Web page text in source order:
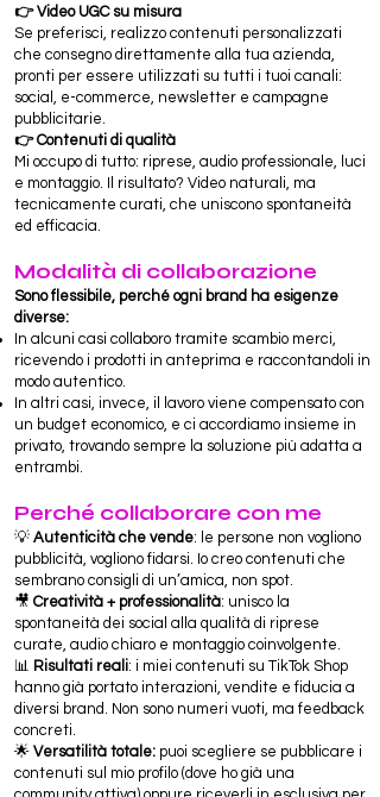
👉 Video UGC su misura
Se preferisci, realizzo contenuti personalizzati
che consegno direttamente alla tua azienda,
pronti per essere utilizzati su tutti i tuoi canali:
social, e-commerce, newsletter e campagne
pubblicitarie.
👉 Contenuti di qualità
Mi occupo di tutto: riprese, audio professionale, luci
e montaggio. Il risultato? Video naturali, ma
tecnicamente curati, che uniscono spontaneità
ed efficacia.
Modalità di collaborazione
Sono flessibile, perché ogni brand ha esigenze
diverse:
In alcuni casi collaboro tramite scambio merci,
ricevendo i prodotti in anteprima e raccontandoli in
modo autentico.
In altri casi, invece, il lavoro viene compensato con
un budget economico, e ci accordiamo insieme in
privato, trovando sempre la soluzione più adatta a
entrambi.
Perché collaborare con me
💡 Autenticità che vende: le persone non vogliono
pubblicità, vogliono fidarsi. Io creo contenuti che
sembrano consigli di un’amica, non spot.
🎥 Creatività + professionalità: unisco la
spontaneità dei social alla qualità di riprese
curate, audio chiaro e montaggio coinvolgente.
📊 Risultati reali: i miei contenuti su TikTok Shop
hanno già portato interazioni, vendite e fiducia a
diversi brand. Non sono numeri vuoti, ma feedback
concreti.
🌟 Versatilità totale: puoi scegliere se pubblicare i
contenuti sul mio profilo (dove ho già una